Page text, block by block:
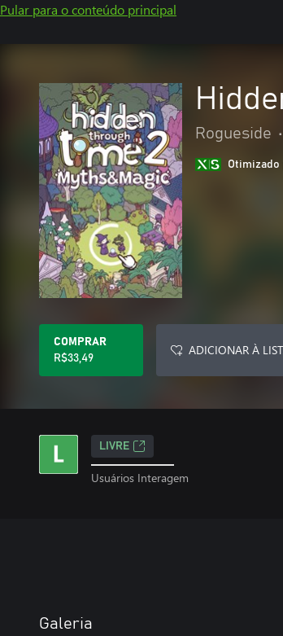
Pular para o conteúdo principal
Rogueside •
Otimizado
COMPRAR
R$33,49
ADICIONAR À
LIVRE
Usuários Interagem
Galeria